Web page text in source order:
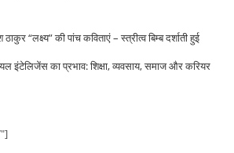
“लक्ष्य” की पांच कविताएं – स्त्रीत्व बिम्ब दर्शाती हुई
इंटेलिजेंस का प्रभाव: शिक्षा, व्यवसाय, समाज और करियर